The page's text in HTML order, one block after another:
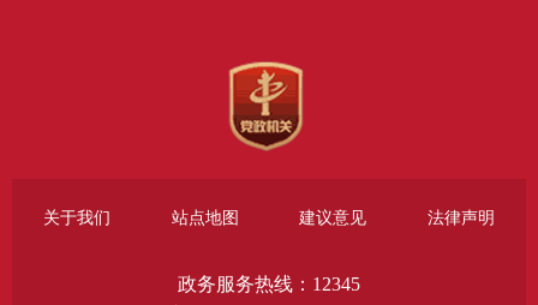
关于我们 站点地图 建议意见 法律声明
政务服务热线：12345